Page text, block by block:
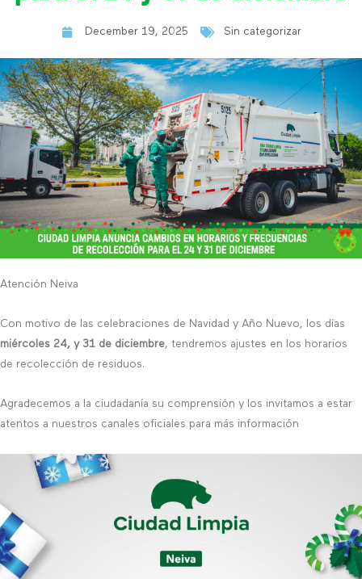
December 19, 2025 Sin categorizar
Atención Neiva
Con motivo de las celebraciones de Navidad y Año Nuevo, los días
miércoles 24, y 31 de diciembre, tendremos ajustes en los horarios
de recolección de residuos.
Agradecemos a la ciudadanía su comprensión y los invitamos a estar
atentos a nuestros canales oficiales para más información